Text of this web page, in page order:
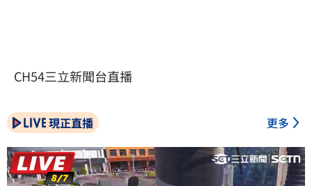
CH54三立新聞台直播
現正直播 更多